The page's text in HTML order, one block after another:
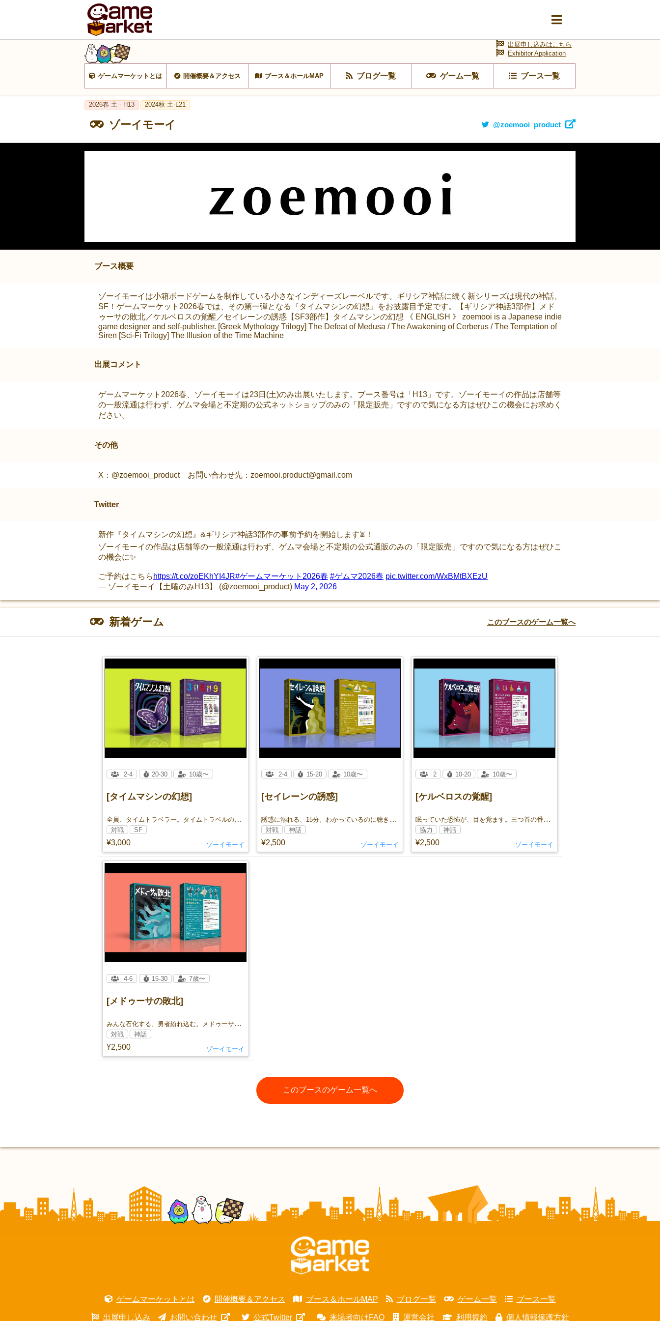
ゲームマーケットとは 開催概要＆アクセス ブース＆ホールMAP ブログ一覧 ゲーム一覧 ブース一覧
出展申し込みはこちら
Exhibitor Application
2026春 土 - H13 2024秋 土-L21
ゾーイモーイ @zoemooi_product
ブース概要
ゾーイモーイは小箱ボードゲームを制作している小さなインディーズレーベルです。ギリシア神話に続く新シリーズは現代の神話、
SF！ゲームマーケット2026春では、その第一弾となる『タイムマシンの幻想』をお披露目予定です。【ギリシア神話3部作】メド
ゥーサの敗北／ケルベロスの覚醒／セイレーンの誘惑【SF3部作】タイムマシンの幻想 《 ENGLISH 》 zoemooi is a Japanese indie
game designer and self-publisher. [Greek Mythology Trilogy] The Defeat of Medusa / The Awakening of Cerberus / The Temptation of
Siren [Sci-Fi Trilogy] The Illusion of the Time Machine
出展コメント
ゲームマーケット2026春、ゾーイモーイは23日(土)のみ出展いたします。ブース番号は「H13」です。ゾーイモーイの作品は店舗等
の一般流通は行わず、ゲムマ会場と不定期の公式ネットショップのみの「限定販売」ですので気になる方はぜひこの機会にお求めく
ださい。
その他
X：@zoemooi_product お問い合わせ先：zoemooi.product@gmail.com
Twitter
新作『タイムマシンの幻想』&ギリシア神話3部作の事前予約を開始します⏳！
ゾーイモーイの作品は店舗等の一般流通は行わず、ゲムマ会場と不定期の公式通販のみの「限定販売」ですので気になる方はぜひこ
の機会に✨
ご予約はこちら https://t.co/zoEKhYI4JR#ゲームマーケット2026春 #ゲムマ2026春 pic.twitter.com/WxBMtBXEzU
— ゾーイモーイ【土曜のみH13】 (@zoemooi_product) May 2, 2026
新着ゲーム このブースのゲーム一覧へ
[タイムマシンの幻想]
全員、タイムトラベラー。タイムトラベルのロマンを感じる2–4人対戦ゲーム。
¥3,000
2-4 20-30 10歳〜
対戦 SF
ゾーイモーイ
[セイレーンの誘惑]
誘惑に溺れる、15分。わかっているのに聴きすぎる！ 魅惑のチキンレース。
¥2,500
2-4 15-20 10歳〜
対戦 神話
ゾーイモーイ
[ケルベロスの覚醒]
眠っていた恐怖が、目を覚ます。三つ首の番犬ケルベロスから仲間の魂を救い出す、2人用協力ゲーム！
¥2,500
2 10-20 10歳〜
協力 神話
ゾーイモーイ
[メドゥーサの敗北]
みんな石化する、勇者紛れ込む。メドゥーサの弱点をポーズで伝える、ちょっと変わったパーティーゲーム！
¥2,500
4-6 15-30 7歳〜
対戦 神話
ゾーイモーイ
このブースのゲーム一覧へ
ゲームマーケットとは 開催概要＆アクセス ブース＆ホールMAP ブログ一覧 ゲーム一覧 ブース一覧
出展申し込み お問い合わせ 公式Twitter 来場者向けFAQ 運営会社 利用規約 個人情報保護方針